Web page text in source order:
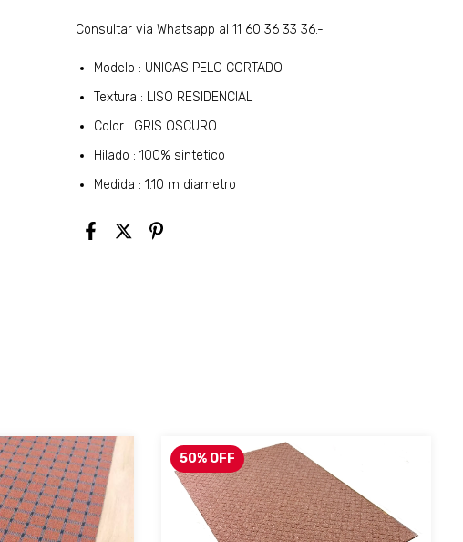
Consultar via Whatsapp al 11 60 36 33 36.-
Modelo : UNICAS PELO CORTADO
Textura : LISO RESIDENCIAL
Color : GRIS OSCURO
Hilado : 100% sintetico
Medida : 1.10 m diametro
50% OFF